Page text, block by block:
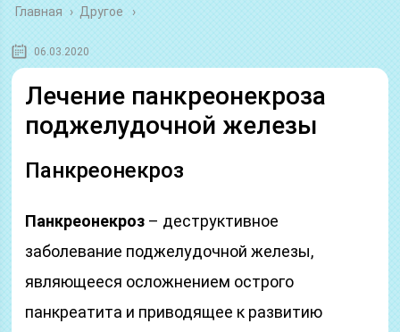
Главная › Другое
06.03.2020
Лечение панкреонекроза
поджелудочной железы
Панкреонекроз
Панкреонекроз – деструктивное
заболевание поджелудочной железы,
являющееся осложнением острого
панкреатита и приводящее к развитию